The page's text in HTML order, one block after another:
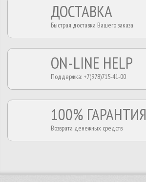
ДОСТАВКА
Быстрая доставка Вашего заказа
ON-LINE HELP
Поддержка: +7(978)715-41-00
100% ГАРАНТИЯ
Возврата денежных средств